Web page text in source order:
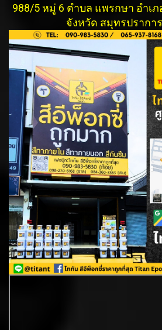
988/5 หมู่ 6 ตำบล แพรกษา อำเ
จังหวัด สมุทรปรากา